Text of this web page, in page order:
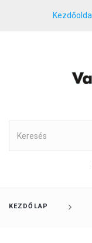
Kezdőoldal
KEZDŐLAP